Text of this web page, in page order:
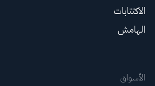
الاكتتابات
الهامش
الأسواق